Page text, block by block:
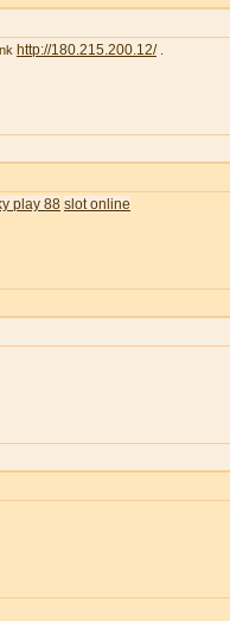
http://180.215.200.12/.
play 88 slot online